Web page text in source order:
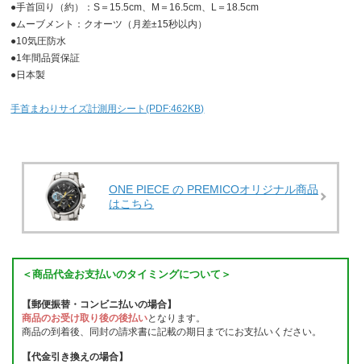
●手首回り（約）：S＝15.5cm、M＝16.5cm、L＝18.5cm
●ムーブメント：クオーツ（月差±15秒以内）
●10気圧防水
●1年間品質保証
●日本製
手首まわりサイズ計測用シート(PDF:462KB)
ONE PIECE の PREMICOオリジナル商品
はこちら
＜商品代金お支払いのタイミングについて＞
【郵便振替・コンビニ払いの場合】
商品のお受け取り後の後払いとなります。
商品の到着後、同封の請求書に記載の期日までにお支払いください。
【代金引き換えの場合】